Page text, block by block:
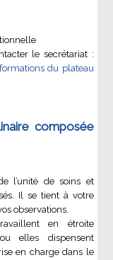
le secrétariat :
du plateau
composée
l’unité de soins et
Il se tient à votre
observations.
en étroite
elles dispensent
en charge dans le